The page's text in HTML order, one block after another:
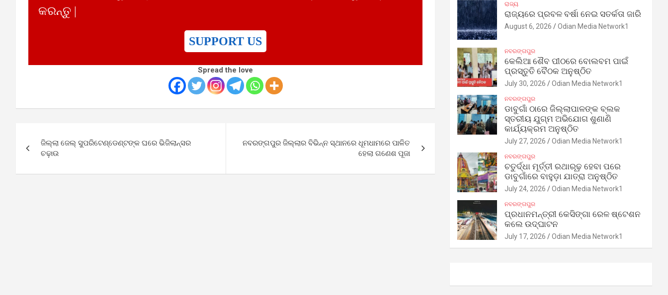
କରନ୍ତୁ |
SUPPORT US
Spread the love
navigation
ଜିଲ୍ଲା ଜେଲ୍ ସୁପରିଟେଣ୍ଡେଣ୍ଟଙ୍କ ଘରେ ଭିଜିଲାନ୍ସର
ଚଢ଼ାଉ
ନବରଙ୍ଗପୁର ଜିଲ୍ଲାର ବିଭିନ୍ନ ସ୍ଥାନରେ ଧୂମଧାମରେ ପାଳିତ
ହେଲା ଗଣେଶ ପୂଜା
ରାଜ୍ୟ
ରାଜ୍ୟରେ ପ୍ରବଳ ବର୍ଷା ନେଇ ସତର୍କତା ଜାରି
August 6, 2026 Odian Media Network1
ନବରଙ୍ଗପୁର
କେଲିଆ ଶୈବ ପୀଠରେ ବୋଲବମ ପାଇଁ
ପ୍ରସ୍ତୁତି ବୈଠକ ଅନୁଷ୍ଠିତ
July 30, 2026 Odian Media Network1
ନବରଙ୍ଗପୁର
ଡାବୁଗାଁ ଠାରେ ଜିଲ୍ଲାପାଳଙ୍କ ବ୍ଲକ
ସ୍ତରୀୟ ଯୁଗ୍ମ ଅଭିଯୋଗ ଶୁଣାଣି
କାର୍ଯ୍ୟକ୍ରମ ଅନୁଷ୍ଠିତ
July 27, 2026 Odian Media Network1
ନବରଙ୍ଗପୁର
ଚତୁର୍ଦ୍ଧା ମୂର୍ତ୍ତୀ ରଥାରୂଢ଼ ହେବା ପରେ
ଡାବୁଗାଁରେ ବାହୁଡ଼ା ଯାତ୍ରା ଅନୁଷ୍ଠିତ
July 24, 2026 Odian Media Network1
ନବରଙ୍ଗପୁର
ପ୍ରଧାନମନ୍ତ୍ରୀ କେସିଙ୍ଗା ରେଳ ଷ୍ଟେଶନ
କଲେ ଉଦ୍‌ଘାଟନ
July 17, 2026 Odian Media Network1